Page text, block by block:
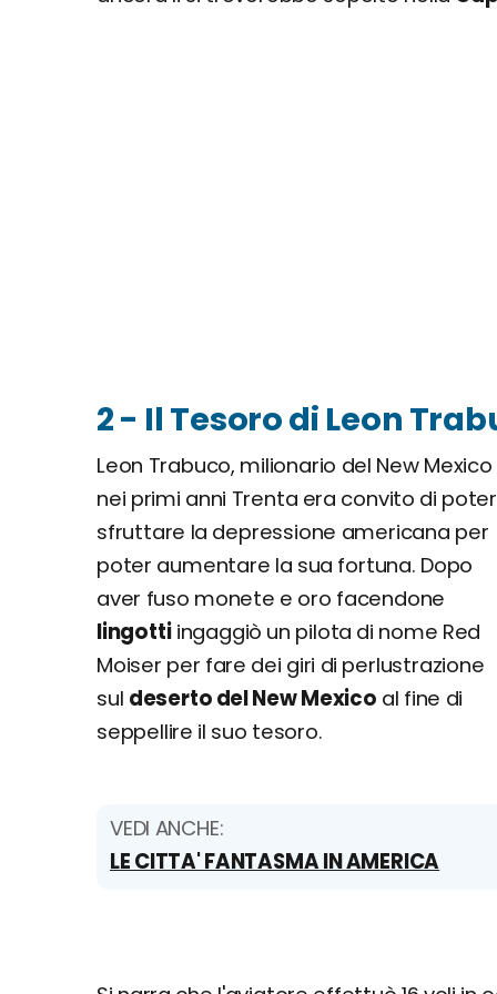
2 - Il Tesoro di Leon
Leon Trabuco, milionario del New Mexico
nei primi anni Trenta era convito di poter
sfruttare la depressione americana per
poter aumentare la sua fortuna. Dopo
aver fuso monete e oro facendone
lingottiingaggiò un pilota di nome Red
Moiser per fare dei giri di perlustrazione
sul deserto del New Mexico al fine di
seppellire il suo tesoro.
VEDI ANCHE:
LE CITTA' FANTASMA IN AMERICA